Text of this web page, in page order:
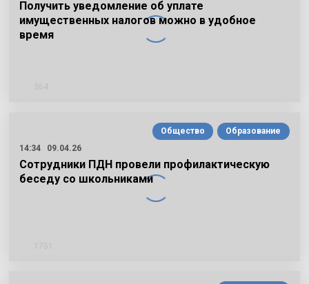
Получить уведомление об уплате
имущественных налогов можно в удобное
время
Общество
Образование
14:34
09.04.26
Сотрудники ПДН провели профилактическую
беседу со школьниками